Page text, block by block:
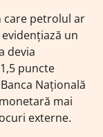
care petrolul ar
un
devia
puncte
Națională
mai
externe.